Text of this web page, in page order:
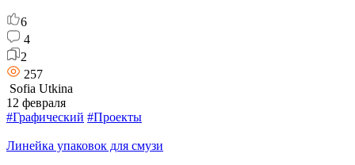
6
4
2
257
Sofia Utkina
12 февраля
#Графический #Проекты
Линейка упаковок для смузи